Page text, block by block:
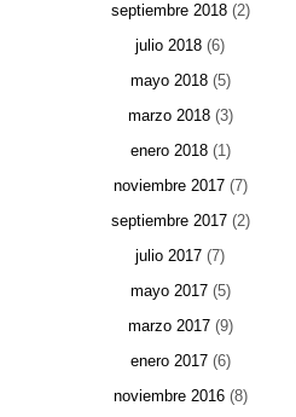
septiembre 2018(2)
julio 2018 (6)
mayo 2018(5)
marzo 2018(3)
enero 2018(1)
noviembre 2017(7)
septiembre 2017(2)
julio 2017 (7)
mayo 2017(5)
marzo 2017(9)
enero 2017(6)
noviembre 2016(8)